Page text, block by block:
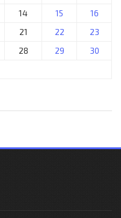
14 15
16
21 22
23
28 29
30